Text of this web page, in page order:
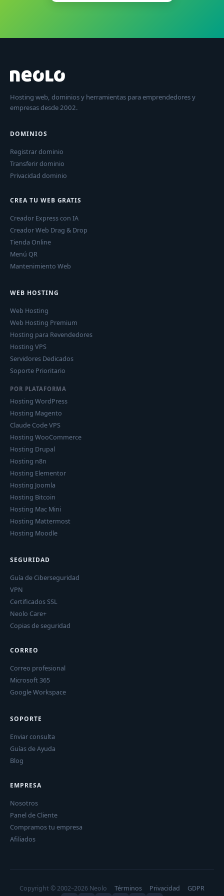
Hosting web, dominios y herramientas para emprendedores y
empresas desde 2002.
DOMINIOS
Registrar dominio
Transferir dominio
Privacidad dominio
CREA TU WEB GRATIS
Creador Express con IA
Creador Web Drag & Drop
Tienda Online
Menú QR
Mantenimiento Web
WEB HOSTING
Web Hosting
Web Hosting Premium
Hosting para Revendedores
Hosting VPS
Servidores Dedicados
Soporte Prioritario
POR PLATAFORMA
Hosting WordPress
Hosting Magento
Claude Code VPS
Hosting WooCommerce
Hosting Drupal
Hosting n8n
Hosting Elementor
Hosting Joomla
Hosting Bitcoin
Hosting Mac Mini
Hosting Mattermost
Hosting Moodle
SEGURIDAD
Guía de Ciberseguridad
VPN
Certificados SSL
Neolo Care+
Copias de seguridad
CORREO
Correo profesional
Microsoft 365
Google Workspace
SOPORTE
Enviar consulta
Guías de Ayuda
Blog
EMPRESA
Nosotros
Panel de Cliente
Compramos tu empresa
Afiliados
Copyright © 2002–2026 Neolo Términos Privacidad GDPR